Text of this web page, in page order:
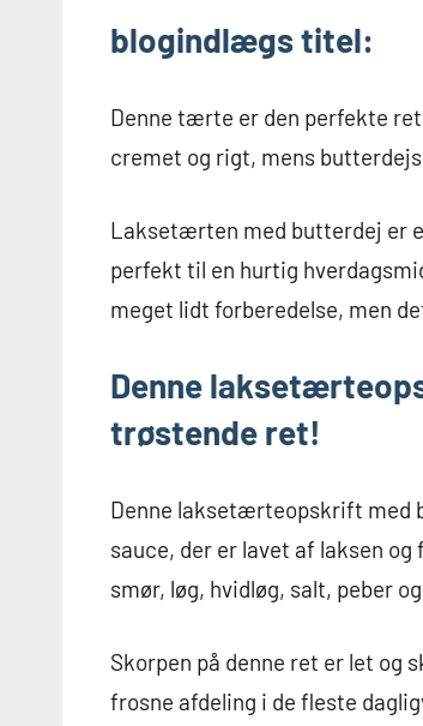
blogindlægs titel:
Denne tærte er den perfekte
cremet og rigt, mens
Laksetærten med butterdej er
perfekt til en hurtig
meget lidt forberedelse, men
Denne
trøstende ret!
Denne laksetærteopskrift med
sauce, der er lavet af laksen
smør, løg, hvidløg, salt, peber
Skorpen på denne ret er let og
frosne afdeling i de fleste